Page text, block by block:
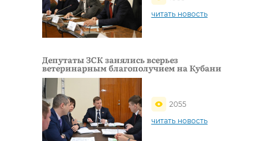
читать новость
Депутаты ЗСК занялись всерьез
ветеринарным благополучием на Кубани
2055
читать новость